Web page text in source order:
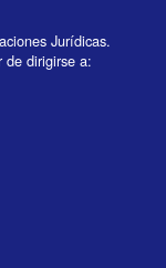
Jurídicas.
de dirigirse a: